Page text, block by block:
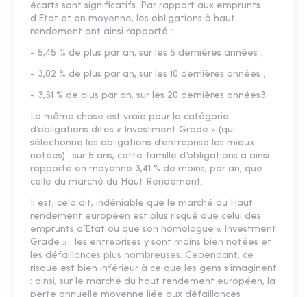
écarts sont significatifs. Par rapport aux emprunts
d’Etat et en moyenne, les obligations à haut
rendement ont ainsi rapporté :
- 5,45 % de plus par an, sur les 5 dernières années ;
- 3,02 % de plus par an, sur les 10 dernières années ;
- 3,31 % de plus par an, sur les 20 dernières années3.
La même chose est vraie pour la catégorie
d’obligations dites « Investment Grade » (qui
sélectionne les obligations d’entreprise les mieux
notées) : sur 5 ans, cette famille d’obligations a ainsi
rapporté en moyenne 3,41 % de moins, par an, que
celle du marché du Haut Rendement.
Il est, cela dit, indéniable que le marché du Haut
rendement européen est plus risqué que celui des
emprunts d’Etat ou que son homologue « Investment
Grade » : les entreprises y sont moins bien notées et
les défaillances plus nombreuses. Cependant, ce
risque est bien inférieur à ce que les gens s’imaginent
: ainsi, sur le marché du haut rendement européen, la
perte annuelle moyenne liée aux défaillances